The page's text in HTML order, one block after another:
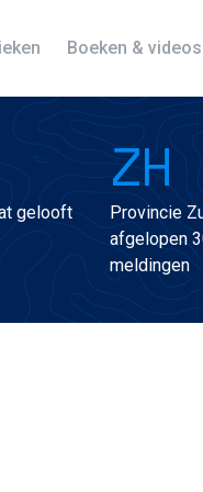
Boeken & videos
gelooft
ZH
Provincie
afgelopen
meldingen